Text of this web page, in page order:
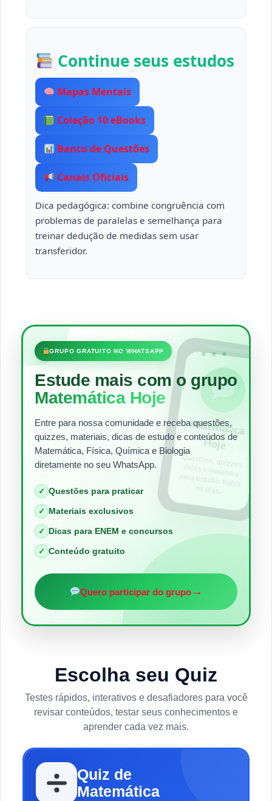
Continue seus estudos
Mapas Mentais
Coleção 10 eBooks
Banco de Questões
Canais Oficiais
Dica pedagógica: combine congruência com
problemas de paralelas e semelhança para
treinar dedução de medidas sem usar
transferidor.
•••
GRUPO GRATUITO NO WHATSAPP
Estude mais com o grupo
Matemática Hoje
Entre para nossa comunidade e receba questões,
quizzes, materiais, dicas de estudo e conteúdos de
Matemática, Física, Química e Biologia
diretamente no seu WhatsApp.
✓ Questões para praticar
✓ Materiais exclusivos
✓ Dicas para ENEM e concursos
✓ Conteúdo gratuito
Quero participar do grupo→
Matem
ática
Hoje
Questões, quizzes,
dicas e materiais
para estudar todos
os dias.
Escolha seu Quiz
Testes rápidos, interativos e desafiadores para você
revisar conteúdos, testar seus conhecimentos e
aprender cada vez mais.
Quiz de
Matemática